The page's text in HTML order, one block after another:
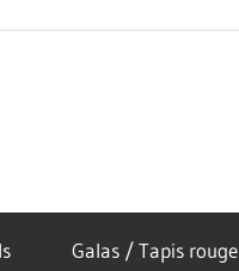
Galas / Tapis rouge